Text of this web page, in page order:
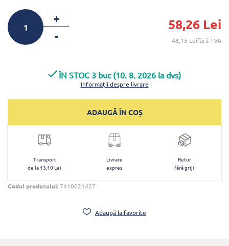
+
-
58,26 Lei
48,15 Leifără TVA
ÎN STOC 3 buc (10. 8. 2026 la dvs)
Informații despre livrare
ADAUGĂ ÎN COȘ
Transport
de la 13,10 Lei
Livrare
expres
Retur
fără griji
Codul produsului:7410021427
Adaugă la favorite